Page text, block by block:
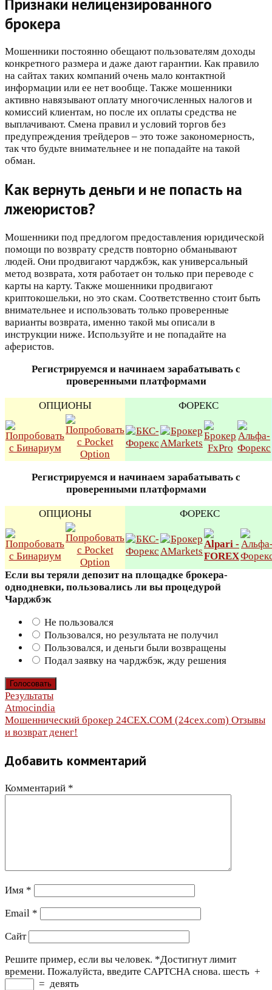
Признаки нелицензированного
брокера
Мошенники постоянно обещают пользователям доходы
конкретного размера и даже дают гарантии. Как правило
на сайтах таких компаний очень мало контактной
информации или ее нет вообще. Также мошенники
активно навязывают оплату многочисленных налогов и
комиссий клиентам, но после их оплаты средства не
выплачивают. Смена правил и условий торгов без
предупреждения трейдеров – это тоже закономерность,
так что будьте внимательнее и не попадайте на такой
обман.
Как вернуть деньги и не попасть на
лжеюристов?
Мошенники под предлогом предоставления юридической
помощи по возврату средств повторно обманывают
людей. Они продвигают чарджбэк, как универсальный
метод возврата, хотя работает он только при переводе с
карты на карту. Также мошенники продвигают
криптокошельки, но это скам. Соответственно стоит быть
внимательнее и использовать только проверенные
варианты возврата, именно такой мы описали в
инструкции ниже. Используйте и не попадайте на
аферистов.
Регистрируемся и начинаем зарабатывать с
проверенными платформами
ОПЦИОНЫ ФОРЕКС
Регистрируемся и начинаем зарабатывать с
проверенными платформами
ОПЦИОНЫ ФОРЕКС
Если вы теряли депозит на площадке брокера-
однодневки, пользовались ли вы процедурой
Чарджбэк
Не пользовался
Пользовался, но результата не получил
Пользовался, и деньги были возвращены
Подал заявку на чарджбэк, жду решения
Результаты
Навигация
по
Atmocindia
Мошеннический брокер 24CEX.COM (24cex.com) Отзывы
и возврат денег!
Добавить комментарий
Комментарий *
Имя *
Email *
Сайт
Решите пример, если вы человек. *Достигнут лимит
времени. Пожалуйста, введите CAPTCHA снова. шесть +
= девять